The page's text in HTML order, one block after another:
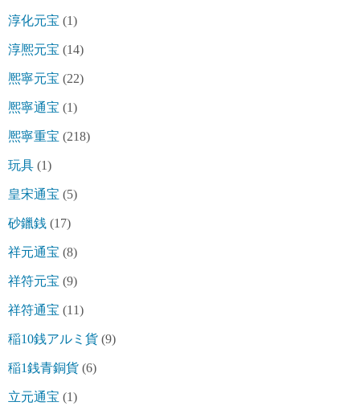
淳化元宝 (1)
淳熈元宝 (14)
熈寧元宝 (22)
熈寧通宝 (1)
熈寧重宝 (218)
玩具 (1)
皇宋通宝 (5)
砂鑞銭 (17)
祥元通宝 (8)
祥符元宝 (9)
祥符通宝 (11)
稲10銭アルミ貨 (9)
稲1銭青銅貨 (6)
立元通宝 (1)